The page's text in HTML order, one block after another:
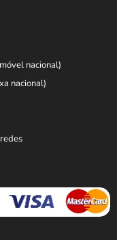
nacional)
nacional)